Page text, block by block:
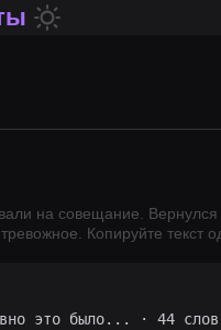
на совещание.
Копируйте текст
это было... · 44 слов